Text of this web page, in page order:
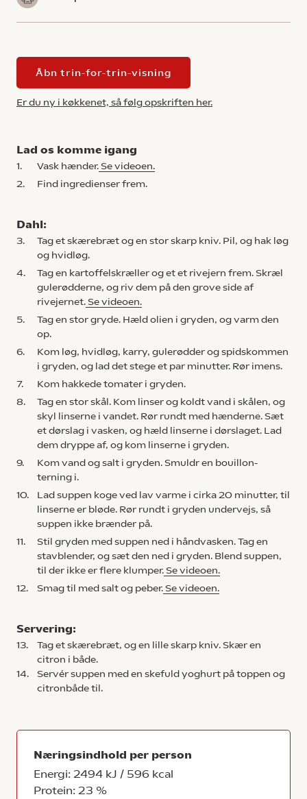
Åbn trin-for-trin-visning
Er du ny i køkkenet, så følg opskriften her.
Lad os komme igang
1. Vask hænder. Se videoen.
2.
Find ingredienser frem.
Dahl:
3.
Tag et skærebræt og en stor skarp kniv. Pil, og hak løg
og hvidløg.
4.
Tag en kartoffelskræller og et et rivejern frem. Skræl
gulerødderne, og riv dem på den grove side af
rivejernet. Se videoen.
5.
Tag en stor gryde. Hæld olien i gryden, og varm den
op.
6.
Kom løg, hvidløg, karry, gulerødder og spidskommen
i gryden, og lad det stege et par minutter. Rør imens.
7.
Kom hakkede tomater i gryden.
8.
Tag en stor skål. Kom linser og koldt vand i skålen, og
skyl linserne i vandet. Rør rundt med hænderne. Sæt
et dørslag i vasken, og hæld linserne i dørslaget. Lad
dem dryppe af, og kom linserne i gryden.
9.
Kom vand og salt i gryden. Smuldr en bouillon-
terning i.
10.
Lad suppen koge ved lav varme i cirka 20 minutter, til
linserne er bløde. Rør rundt i gryden undervejs, så
suppen ikke brænder på.
11.
Stil gryden med suppen ned i håndvasken. Tag en
stavblender, og sæt den ned i gryden. Blend suppen,
til der ikke er flere klumper. Se videoen.
12.
Smag til med salt og peber. Se videoen.
Servering:
13.
Tag et skærebræt, og en lille skarp kniv. Skær en
citron i både.
14.
Servér suppen med en skefuld yoghurt på toppen og
citronbåde til.
Næringsindhold per person
Energi: 2494 kJ / 596 kcal
Protein: 23 %